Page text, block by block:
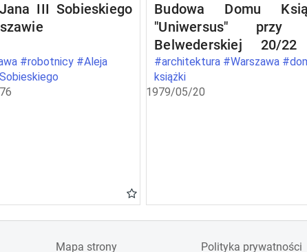
III Sobieskiego
#robotnicy #Aleja
Budowa Domu
"Uniwersus" przy
Belwederskiej 20/
Warszawie
#architektura #Warszawa
książki
1979/05/20
Mapa strony Polityka prywatności